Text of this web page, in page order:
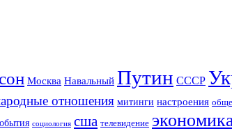
Москва Навальный Путин СССР
отношения митинги настроения
социология сша телевидение